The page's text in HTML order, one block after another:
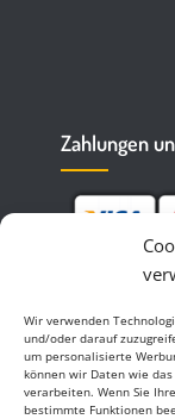
Wir verwenden
und/oder darauf
um personalisierte
können wir Daten wie
verarbeiten. Wenn Sie
bestimmte Funktionen
Zahlungen